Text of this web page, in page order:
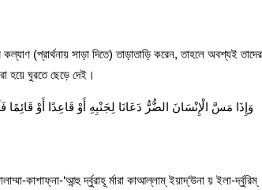
(প্রার্থনায় সাড়া দিতে) তাড়াতাড়ি করেন, তাহলে অবশ্যই তাদের
হয়ে ঘুরতে ছেড়ে দেই।
وَإِذَا مَسَّ الْإِنْسَانَ الضُّرُّ دَعَانَا لِجَنْبِهِ أَوْ قَاعِدًا أَوْ
কাশাফ্না-‘আন্হু র্দ্বুরাহূ র্মারা কাআল্লাম্ ইয়াদ্‘উনা য় ইলা-র্দ্বুরিম্